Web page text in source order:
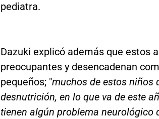
pediatra.
Dazuki explicó además que estos
preocupantes y desencadenan
pequeños; "muchos de estos niños
desnutrición, en lo que va de este
tienen algún problema neurológico